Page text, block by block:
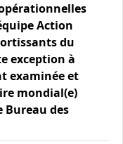
Action
du
exception à
examinée et
mondial(e)
Bureau des